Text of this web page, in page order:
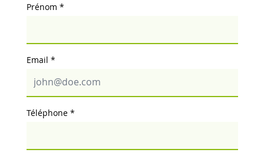
Email
Téléphone
Prénom